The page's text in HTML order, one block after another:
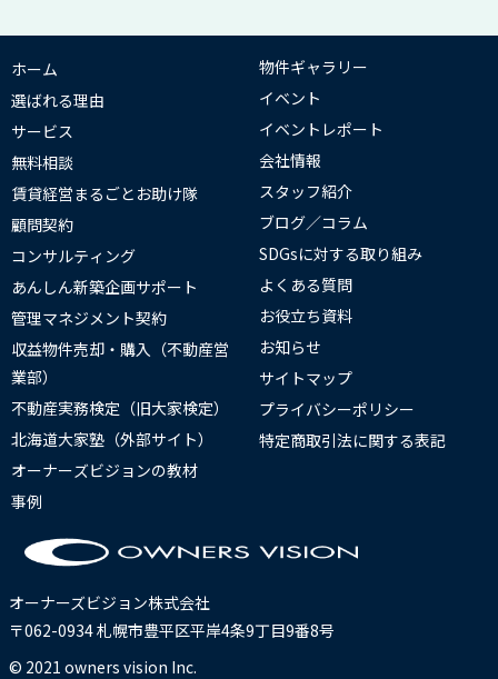
オーナーズビジョン株式会社
〒062-0934 札幌市豊平区平岸4条9丁目9番8号
© 2021 owners vision Inc.
ホーム
選ばれる理由
サービス
無料相談
賃貸経営まるごとお助け隊
顧問契約
コンサルティング
あんしん新築企画サポート
管理マネジメント契約
収益物件売却・購入（不動産営
業部）
不動産実務検定（旧大家検定）
北海道大家塾（外部サイト）
オーナーズビジョンの教材
事例
物件ギャラリー
イベント
イベントレポート
会社情報
スタッフ紹介
ブログ／コラム
SDGsに対する取り組み
よくある質問
お役立ち資料
お知らせ
サイトマップ
プライバシーポリシー
特定商取引法に関する表記